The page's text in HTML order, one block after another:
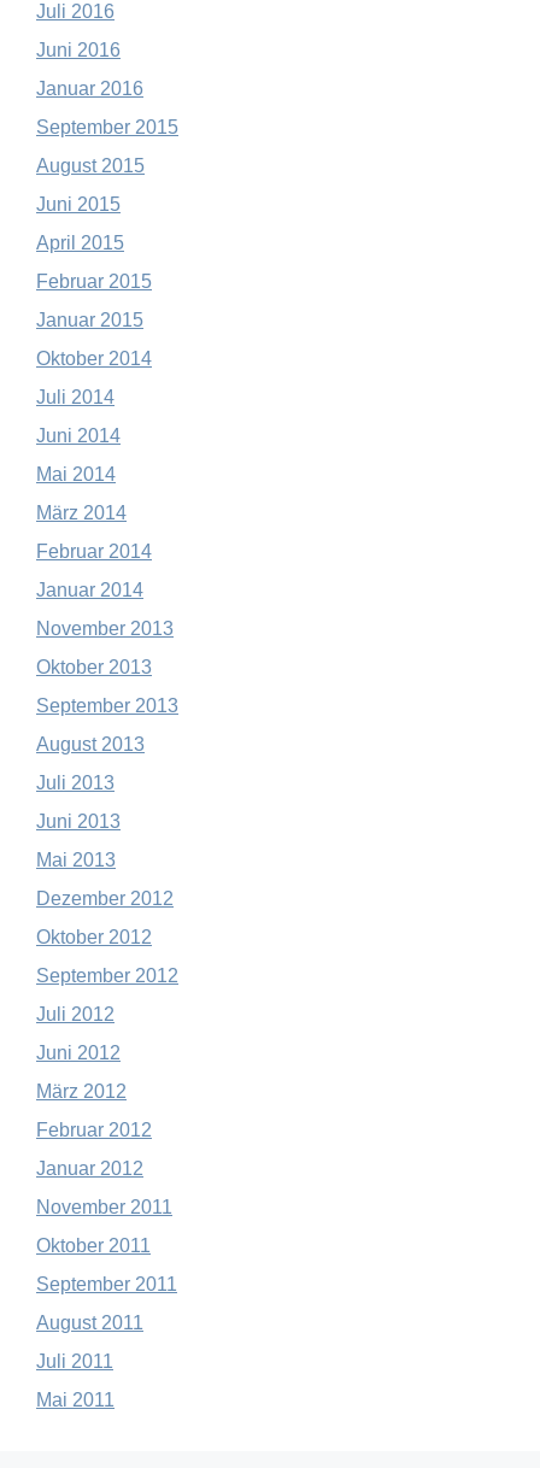
Juli 2016
Juni 2016
Januar 2016
September 2015
August 2015
Juni 2015
April 2015
Februar 2015
Januar 2015
Oktober 2014
Juli 2014
Juni 2014
Mai 2014
März 2014
Februar 2014
Januar 2014
November 2013
Oktober 2013
September 2013
August 2013
Juli 2013
Juni 2013
Mai 2013
Dezember 2012
Oktober 2012
September 2012
Juli 2012
Juni 2012
März 2012
Februar 2012
Januar 2012
November 2011
Oktober 2011
September 2011
August 2011
Juli 2011
Mai 2011